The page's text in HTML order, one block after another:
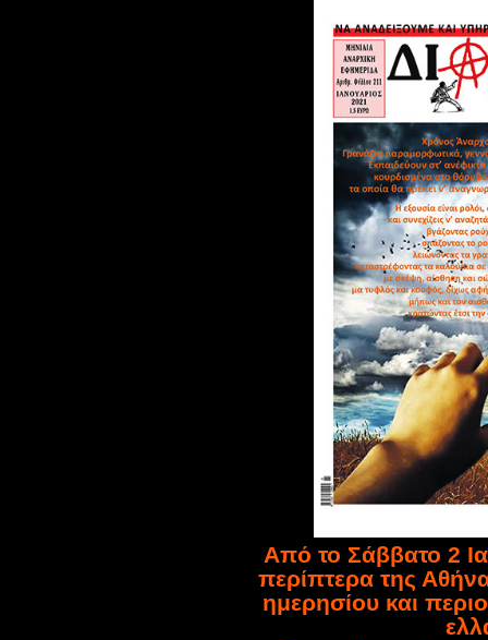
Από το Σάββατο 2
περίπτερα της
ημερησίου και